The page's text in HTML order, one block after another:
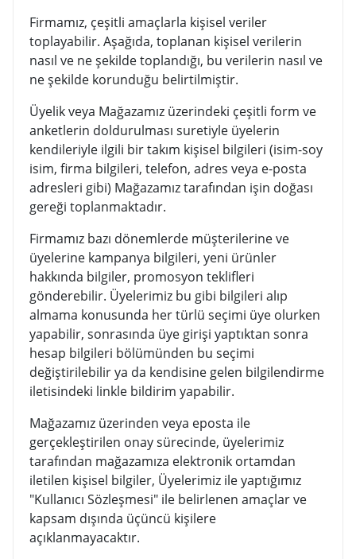
Firmamız, çeşitli amaçlarla kişisel veriler
toplayabilir. Aşağıda, toplanan kişisel verilerin
nasıl ve ne şekilde toplandığı, bu verilerin nasıl ve
ne şekilde korunduğu belirtilmiştir.
Üyelik veya Mağazamız üzerindeki çeşitli form ve
anketlerin doldurulması suretiyle üyelerin
kendileriyle ilgili bir takım kişisel bilgileri (isim-soy
isim, firma bilgileri, telefon, adres veya e-posta
adresleri gibi) Mağazamız tarafından işin doğası
gereği toplanmaktadır.
Firmamız bazı dönemlerde müşterilerine ve
üyelerine kampanya bilgileri, yeni ürünler
hakkında bilgiler, promosyon teklifleri
gönderebilir. Üyelerimiz bu gibi bilgileri alıp
almama konusunda her türlü seçimi üye olurken
yapabilir, sonrasında üye girişi yaptıktan sonra
hesap bilgileri bölümünden bu seçimi
değiştirilebilir ya da kendisine gelen bilgilendirme
iletisindeki linkle bildirim yapabilir.
Mağazamız üzerinden veya eposta ile
gerçekleştirilen onay sürecinde, üyelerimiz
tarafından mağazamıza elektronik ortamdan
iletilen kişisel bilgiler, Üyelerimiz ile yaptığımız
"Kullanıcı Sözleşmesi" ile belirlenen amaçlar ve
kapsam dışında üçüncü kişilere
açıklanmayacaktır.